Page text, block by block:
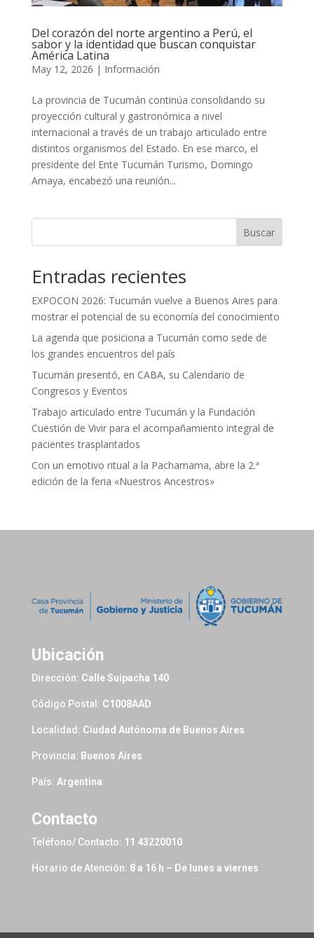
Del corazón del norte argentino a Perú, el
sabor y la identidad que buscan conquistar
América Latina
May 12, 2026 | Información
La provincia de Tucumán continúa consolidando su
proyección cultural y gastronómica a nivel
internacional a través de un trabajo articulado entre
distintos organismos del Estado. En ese marco, el
presidente del Ente Tucumán Turismo, Domingo
Amaya, encabezó una reunión...
Buscar
Entradas recientes
EXPOCON 2026: Tucumán vuelve a Buenos Aires para
mostrar el potencial de su economía del conocimiento
La agenda que posiciona a Tucumán como sede de
los grandes encuentros del país
Tucumán presentó, en CABA, su Calendario de
Congresos y Eventos
Trabajo articulado entre Tucumán y la Fundación
Cuestión de Vivir para el acompañamiento integral de
pacientes trasplantados
Con un emotivo ritual a la Pachamama, abre la 2.ª
edición de la feria «Nuestros Ancestros»
Ubicación
Dirección: Calle Suipacha 140
Código Postal: C1008AAD
Localidad: Ciudad Autónoma de Buenos Aires
Provincia: Buenos Aires
País: Argentina
Contacto
Teléfono/ Contacto: 11 43220010
Horario de Atención: 8 a 16 h – De lunes a viernes